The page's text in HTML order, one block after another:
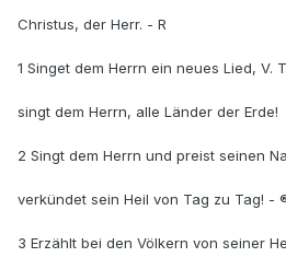
Christus, der Herr. - R
1 Singet dem Herrn ein neues Lied, V.
singt dem Herrn, alle Länder der Erde!
2 Singt dem Herrn und preist seinen
verkündet sein Heil von Tag zu Tag! -
3 Erzählt bei den Völkern von seiner